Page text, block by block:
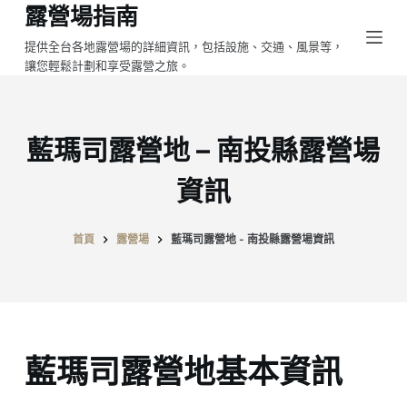
跳
至
主
容
露營場指南
提供全台各地露營場的詳細資訊，包括設施、交通、風景等，
讓您輕鬆計劃和享受露營之旅。
藍瑪司露營地 – 南投縣露營場
資訊
首頁 露營場 藍瑪司露營地 - 南投縣露營場資訊
藍瑪司露營地基本資訊